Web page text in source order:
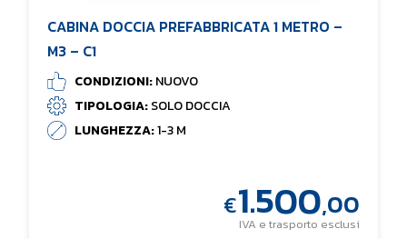
CABINA DOCCIA PREFABBRICATA 1 METRO –
M3 – C1
CONDIZIONI:NUOVO
TIPOLOGIA:SOLO DOCCIA
LUNGHEZZA:1-3 M
€1.500,00
IVA e trasporto esclusi